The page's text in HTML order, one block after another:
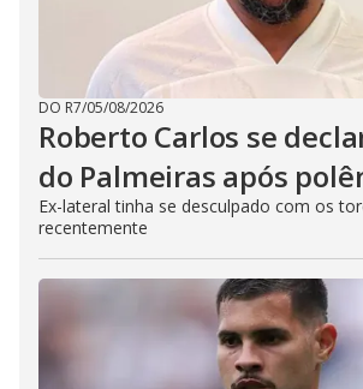
DO R7/05/08/2026
Roberto Carlos se
do Palmeiras após
Ex-lateral tinha se desculpado com os
recentemente